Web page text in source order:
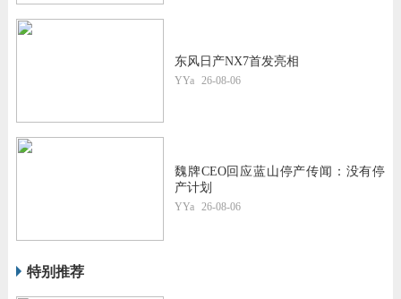
东风日产NX7首发亮相
YYa 26-08-06
魏牌CEO回应蓝山停产传闻：没有停
产计划
YYa 26-08-06
特别推荐